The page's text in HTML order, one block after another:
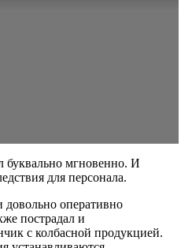
мгновенно. И
для персонала.
оперативно
пострадал и
с колбасной продукцией.